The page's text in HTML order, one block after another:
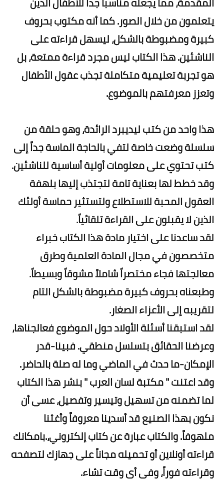
يتعلمون من خلال الصور. كما أنه مكتوب بحروف
كبيرة ومضبوطة بالشكل، ليسهل قراءته على
الناشئين. هذا الكتاب ليس مجرد قراءة ممتعة، بل
هو تجربة تعليمية متكاملة تجذب عقول الأطفال
وتعزز معرفتهم بالموضوع.
هذا واحد من كتب ليديبرد الرائدة، وهو حلقة من
سلسلة وضعت خاصة لتفي بالحاجة الماسة جداً إلى
كتب تحتوي على معلومات أولية أساسية للناشئين.
وقد خطط لها بعناية تامة لتجتذب إليها بلهفة
العقول المحبة للاستطلاع ولتستثير حماسة أولئك
الذين لا يقبلون على القراءة تلقائياً.
لقد ساعدنا على اختيار مادة هذا الكتاب خبراء
متخصصون في مجال المادة العلمية وطرق
معالجتها فجاء مختصراً شاملاً مشوقاً وبسيطاً.
وطبعناه بحروف كبيرة مضبوطة بالشكل التام
لتقريبه إلى الأعزاء الصغار.
لقد استبقنا أسئلة الأولاد حول الموضوع فعالجناها،
وعرضنا الحقائق بتسلسل منطقي. فبينا-قدر
الإمكان-ما حدث في الماضي وما له صلة بالحاضر.
وقد اعتنت " مكتبة لسان العرب " بنشر هذا الكتاب
لما تضمنه من تسهيل وتيسير وتفصيل، عسى أن
نكون بهذا الصنيع قد أسدينا معروفاً وأغثنا
ملهوفاً. والكتاب عبارة عن كتاب إلكتروني،.بامكانك
قراءته أونلاين أو تحميله مجاناً على جهازك لتصفحه
وقراءته فوراً، وفى أى وقت تشاء.